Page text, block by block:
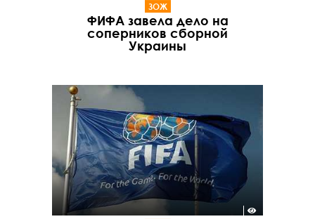
ЗОЖ
ФИФА завела дело на
соперников сборной
Украины